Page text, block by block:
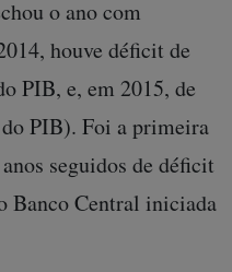
o ano com
houve déficit de
PIB, e, em 2015, de
PIB). Foi a primeira
seguidos de déficit
Banco Central iniciada